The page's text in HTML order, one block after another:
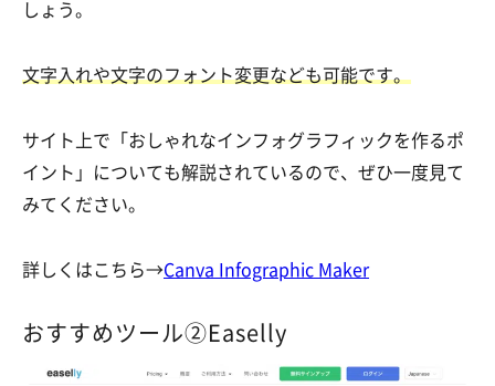
しょう。
文字入れや文字のフォント変更なども可能です。
サイト上で「おしゃれなインフォグラフィックを作るポ
イント」についても解説されているので、ぜひ一度見て
みてください。
詳しくはこちら→Canva Infographic Maker
おすすめツール②Easelly